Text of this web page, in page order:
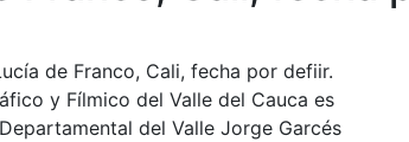
de Franco, Cali, fecha por defiir.
y Fílmico del Valle del Cauca es
del Valle Jorge Garcés